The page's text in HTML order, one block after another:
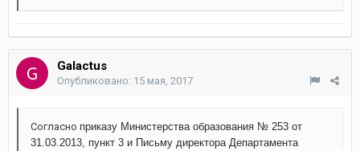
Galactus
Опубликовано: 15 мая, 2017
Согласно приказу Министерства образования № 253 от
31.03.2013, пункт 3 и Письму директора Департамента